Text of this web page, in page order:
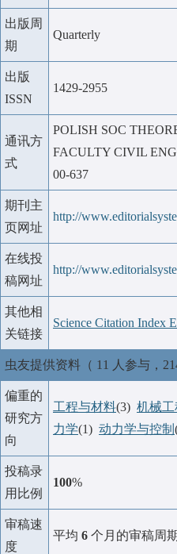
出版周
期
Quarterly
出版
ISSN
1429-2955
通讯方
式
POLISH SOC
FACULTY CIVIL
00-637
期刊主
页网址
http://
在线投
稿网址
http://
其他相
关链接
Science Citation Index
虫友提供资料（ 11 人参与，
偏重的
研究方
向
工程与材料(3) 机械工
力学(1) 动力学与控制
投稿录
用比例
100%
审稿速
度
平均 6 个月的审稿周期